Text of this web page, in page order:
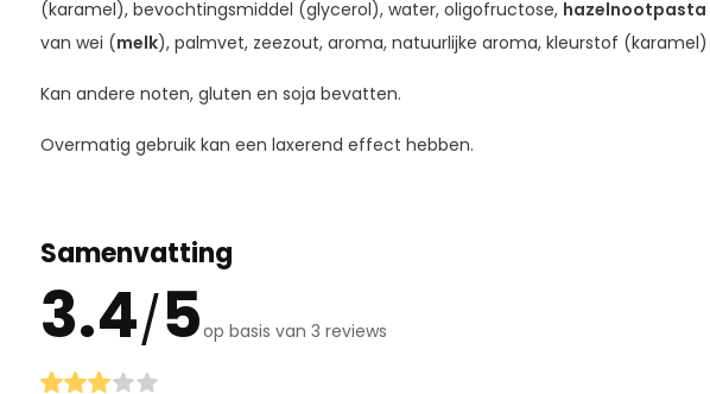
(karamel), bevochtingsmiddel (glycerol), water, oligofructose, hazelnootpasta
van wei (melk), palmvet, zeezout, aroma, natuurlijke aroma, kleurstof (karamel)
Kan andere noten, gluten en soja bevatten.
Overmatig gebruik kan een laxerend effect hebben.
Samenvatting
3.4/5op basis van 3 reviews